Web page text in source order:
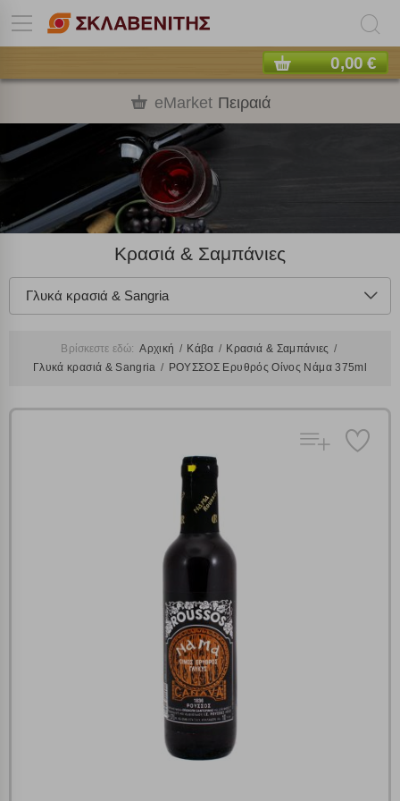
0,00 €
eMarket Πειραιά
Κρασιά & Σαμπάνιες
Γλυκά κρασιά & Sangria
Βρίσκεστε εδώ: Αρχική Κάβα
Κρασιά & Σαμπάνιες
Γλυκά κρασιά & Sangria
ΡΟΥΣΣΟΣ Ερυθρός Οίνος Νάμα 375ml
Πολλαπλή αναζήτηση
Χρησιμοποιήστε τη για πιο γρήγορη αναζήτηση